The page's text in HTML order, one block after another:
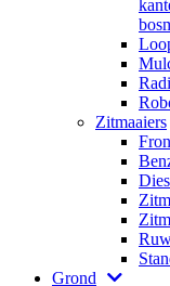
Zitmaaiers
Grond